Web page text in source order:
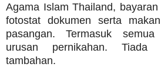
Agama Islam Thailand,
fotostat dokumen serta
pasangan. Termasuk
urusan pernikahan. Tiada
tambahan.